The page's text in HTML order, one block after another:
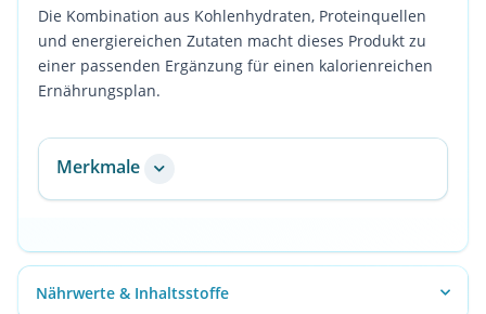
Die Kombination aus Kohlenhydraten, Proteinquellen
und energiereichen Zutaten macht dieses Produkt zu
einer passenden Ergänzung für einen kalorienreichen
Ernährungsplan.
Merkmale
Nährwerte & Inhaltsstoffe